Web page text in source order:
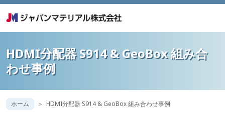
HDMI分配器 S914 & GeoBox 組み合
わせ事例
ホーム HDMI分配器 S914 & GeoBox 組み合わせ事例